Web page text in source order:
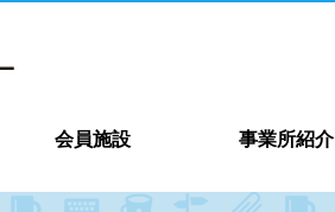
会員施設 事業所紹介